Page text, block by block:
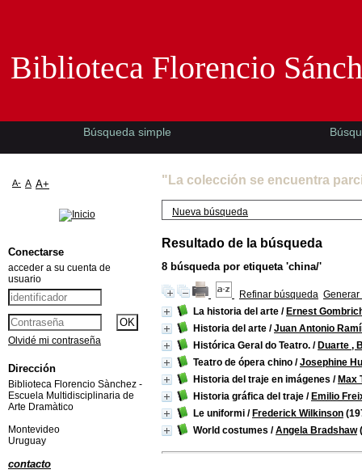
"La colección se encuentra
Nueva búsqueda
Resultado de la búsqueda
8 búsqueda por etiqueta 'china/'
Refinar búsqueda Generar
La historia del arte / Ernest
Historia del arte /Juan Antonio
Histórica Geral do Teatro. / Duarte ,
Teatro de ópera chino /Josephine
Historia del traje en imágenes / Max
Historia gráfica del traje / Emilio
Le uniformi / Frederick Wilkinson
World costumes /Angela Bradshaw
Biblioteca Florencio
Búsqueda simple
A- A A+
Conectarse
acceder a su cuenta de
usuario
Olvidé mi contraseña
Dirección
Biblioteca Florencio Sànchez -
Escuela Multidisciplinaria de
Arte Dramàtico
Montevideo
Uruguay
contacto